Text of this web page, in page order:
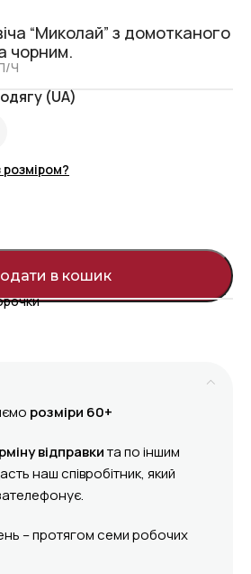
“Миколай” з домотканого
чорним.
Ч
(UA)
в кошик
розміри 60+
відправкита по іншим
наш співробітник, який
– протягом семи робочих